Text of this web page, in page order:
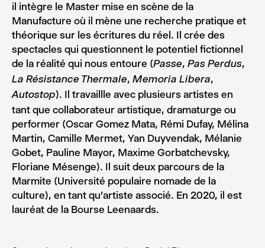
il intègre le Master mise en scène de la
Manufacture où il mène une recherche pratique et
théorique sur les écritures du réel. Il crée des
spectacles qui questionnent le potentiel fictionnel
de la réalité qui nous entoure (Passe, Pas Perdus,
La Résistance Thermale, Memoria Libera,
Autostop). Il travaillle avec plusieurs artistes en
tant que collaborateur artistique, dramaturge ou
performer (Oscar Gomez Mata, Rémi Dufay, Mélina
Martin, Camille Mermet, Yan Duyvendak, Mélanie
Gobet, Pauline Mayor, Maxime Gorbatchevsky,
Floriane Mésenge). Il suit deux parcours de la
Marmite (Université populaire nomade de la
culture), en tant qu’artiste associé. En 2020, il est
lauréat de la Bourse Leenaards.